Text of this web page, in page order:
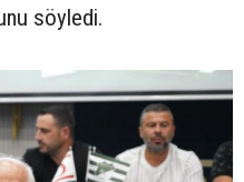
söyledi.